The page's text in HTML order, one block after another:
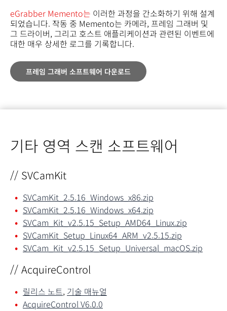
eGrabber Memento는 이러한 과정을 간소화하기 위해 설계
되었습니다. 작동 중 Memento는 카메라, 프레임 그래버 및
그 드라이버, 그리고 호스트 애플리케이션과 관련된 이벤트에
대한 매우 상세한 로그를 기록합니다.
프레임 그래버 소프트웨어 다운로드
기타 영역 스캔 소프트웨어
// SVCamKit
SVCamKit_2.5.16_Windows_x86.zip
SVCamKit_2.5.16_Windows_x64.zip
SVCam_Kit_v2.5.15_Setup_AMD64_Linux.zip
SVCamKit_Setup_Linux64_ARM_v2.5.15.zip
SVCam_Kit_v2.5.15_Setup_Universal_macOS.zip
// AcquireControl
릴리스 노트, 기술 매뉴얼
AcquireControl V6.0.0